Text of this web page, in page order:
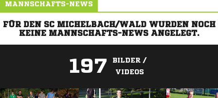
MANNSCHAFTS-NEWS
FÜR DEN SC MICHELBACH/WALD WURDEN NOCH
KEINE MANNSCHAFTS-NEWS ANGELEGT.
197
BILDER /
VIDEOS